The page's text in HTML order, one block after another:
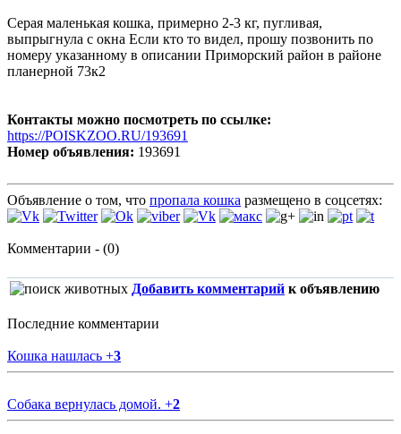
Серая маленькая кошка, примерно 2-3 кг, пугливая,
выпрыгнула с окна Если кто то видел, прошу позвонить по
номеру указанному в описании Приморский район в районе
планерной 73к2
Контакты можно посмотреть по ссылке:
https://POISKZOO.RU/193691
Номер объявления: 193691
Объявление о том, что пропала кошка размещено в соцсетях:
Комментарии - (0)
Добавить комментарий к объявлению
Последние комментарии
Кошка нашлась +3
Собака вернулась домой. +2